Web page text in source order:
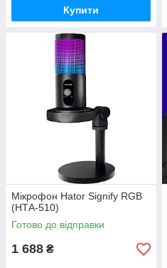
Купити
Мiкрофон Hator Signify RGB
(НТА-510)
Готово до відправки
1 688 ₴